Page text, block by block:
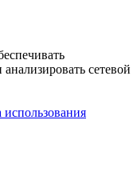
сетевой